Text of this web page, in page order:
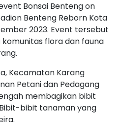
Bonsai Benteng on
Benteng Reborn Kota
2023. Event tersebut
flora dan fauna
Kecamatan Karang
Petani dan Pedagang
membagikan bibit
bibit tanaman yang